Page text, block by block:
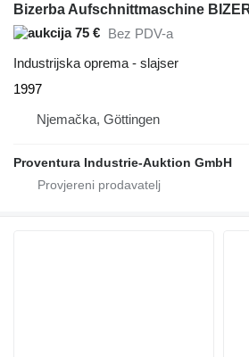
Bizerba Aufschnittmaschine
75 € Bez PDV-a
Industrijska oprema - slajser
1997
Njemačka, Göttingen
Proventura Industrie-Auktion GmbH